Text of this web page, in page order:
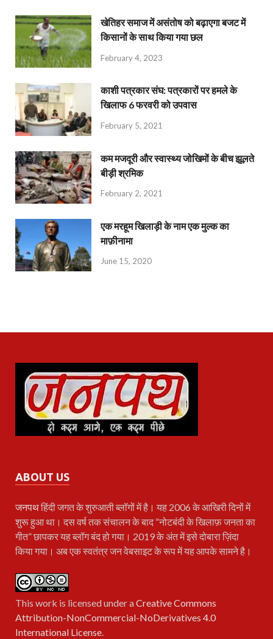
खेतिहर समाज में असंतोष को बढ़ाएगा बजट में
किसानों के साथ किया गया छल
February 4, 2023
काशी पत्रकार संघ: पत्रकारों पर हमले के
खिलाफ 6 फरवरी को उपवास
February 5, 2021
कम मजदूरी और स्वास्थ्य जोखिमों के बीच झूलते
बीड़ी श्रमिक
February 2, 2021
एक मरहूम खिलाड़ी के नाम एक मुल्क का
माफ़ीनामा
June 15, 2020
ABOUT US
जनपथहिंदी जगत के शुरुआती ब्लॉगों में है। यह 2006 के आखिरी दिनों में
शुरू हुआ था। दस वर्ष तक संचालन के बाद “नोटबंदी के खिलाफ़ जनता का
गीत” छापकर यह ब्लॉग बंद हो गया। 2019 के अंत में इसे दोबारा ज़िंदा
किया गया। अब एक स्वतंत्र जन वेबसाइट के रूप में यह आपके सामने है।
This work is licensed under aCreative Commons
Attribution-NonCommercial-NoDerivatives 4.0
International License